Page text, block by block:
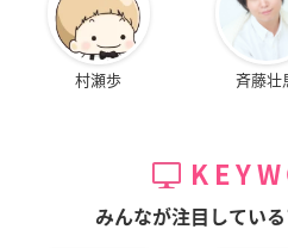
村瀬歩 斉藤壮
みんなが注目してい